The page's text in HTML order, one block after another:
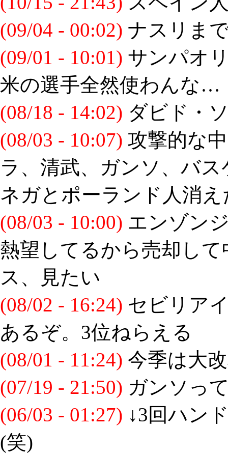
(09/04 - 00:02) ナスリま
(09/01 - 10:01) サンパオ
米の選手全然使わんな…
(08/18 - 14:02) ダビド・
(08/03 - 10:07) 攻撃的な
ラ、清武、ガンソ、バ
ネガとポーランド人消
(08/03 - 10:00) エンゾン
熱望してるから売却し
ス、見たい
(08/02 - 16:24) セビリア
あるぞ。3位ねらえる
(08/01 - 11:24) 今季は大
(07/19 - 21:50) ガンソっ
(06/03 - 01:27) ↓3回ハン
(笑)